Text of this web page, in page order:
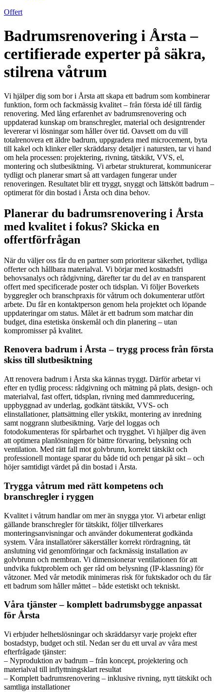
Offert
Badrumsrenovering i Årsta –
certifierade experter på säkra,
stilrena våtrum
Vi hjälper dig som bor i Årsta att skapa ett badrum som kombinerar
funktion, form och fackmässig kvalitet – från första idé till färdig
renovering. Med lång erfarenhet av badrumsrenovering och
uppdaterad kunskap om branschregler, material och designtrender
levererar vi lösningar som håller över tid. Oavsett om du vill
totalrenovera ett äldre badrum, uppgradera med microcement, byta
till kakel och klinker eller skräddarsy detaljer i natursten, tar vi hand
om hela processen: projektering, rivning, tätskikt, VVS, el,
montering och slutbesiktning. Vi arbetar strukturerat, kommunicerar
tydligt och planerar smart så att vardagen fungerar under
renoveringen. Resultatet blir ett tryggt, snyggt och lättskött badrum –
optimerat för din bostad i Årsta och dina behov.
Planerar du badrumsrenovering i Årsta
med kvalitet i fokus? Skicka en
offertförfrågan
När du väljer oss får du en partner som prioriterar säkerhet, tydliga
offerter och hållbara materialval. Vi börjar med kostnadsfri
behovsanalys och rådgivning, därefter tar du del av en transparent
offert med specificerade poster och tidsplan. Vi följer Boverkets
byggregler och branschpraxis för våtrum och dokumenterar utfört
arbete. Du får en kontaktperson genom hela projektet och löpande
uppdateringar om status. Målet är ett badrum som matchar din
budget, dina estetiska önskemål och din planering – utan
kompromisser på kvalitet.
Renovera badrum i Årsta – trygg process från första
skiss till slutbesiktning
Att renovera badrum i Årsta ska kännas tryggt. Därför arbetar vi
efter en tydlig process: rådgivning och mätning på plats, design- och
materialval, fast offert, tidsplan, rivning med dammreducering,
uppbyggnad av underlag, godkänt tätskikt, VVS- och
elinstallationer, plattsättning eller ytskikt, montering av inredning
samt noggrann slutbesiktning. Varje del loggas och
fotodokumenteras för spårbarhet och trygghet. Vi hjälper dig även
att optimera planlösningen för bättre förvaring, belysning och
ventilation. Med rätt fall mot golvbrunn, korrekt tätskikt och
professionell montage sparar du både tid och pengar på sikt – och
höjer samtidigt värdet på din bostad i Årsta.
Trygga våtrum med rätt kompetens och
branschregler i ryggen
Kvalitet i våtrum handlar om mer än snygga ytor. Vi arbetar enligt
gällande branschregler för tätskikt, följer tillverkares
monteringsanvisningar och använder dokumenterat godkända
system. Våra installatörer säkerställer korrekt rördragning, tät
anslutning vid genomföringar och fackmässig installation av
golvbrunn och membran. Vi dimensionerar ventilationen för att
undvika fuktproblem och ger råd om belysning (IP-klassning) för
våtzoner. Med vår metodik minimeras risk för fuktskador och du får
ett badrum som håller måttet – både estetiskt och tekniskt.
Våra tjänster – komplett badrumsbygge anpassat
för Årsta
Vi erbjuder helhetslösningar och skräddarsyr varje projekt efter
bostadstyp, budget och stil. Nedan ser du ett urval av våra mest
efterfrågade tjänster:
– Nyproduktion av badrum – från koncept, projektering och
materialval till inflyttningsklart resultat
– Komplett badrumsrenovering – inklusive rivning, nytt tätskikt och
samtliga installationer